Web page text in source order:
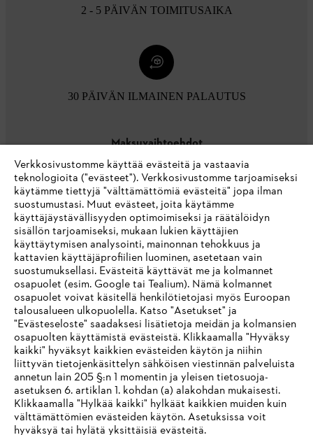
2 - 5 PÄIVÄN TOIMITUSAIKA
30 PÄIVÄN ILMAINEN PALAUTUS
Maksuvaihtoehdot
Yritys
STIHL FAQ
Palvelut
IHR BROWSER WIRD NICHT
UNTERSTÜTZT
Sie nutzen einen Browser, den wir noch nicht unterstützen. Für
Verkkosivustomme käyttää evästeitä ja vastaavia
teknologioita ("evästeet"). Verkkosivustomme tarjoamiseksi
käytämme tiettyjä "välttämättömiä evästeitä" jopa ilman
suostumustasi. Muut evästeet, joita käytämme
käyttäjäystävällisyyden optimoimiseksi ja räätälöidyn
sisällön tarjoamiseksi, mukaan lukien käyttäjien
käyttäytymisen analysointi, mainonnan tehokkuus ja
kattavien käyttäjäprofiilien luominen, asetetaan vain
suostumuksellasi. Evästeitä käyttävät me ja kolmannet
osapuolet (esim. Google tai Tealium). Nämä kolmannet
osapuolet voivat käsitellä henkilötietojasi myös Euroopan
talousalueen ulkopuolella. Katso "Asetukset" ja
"Evästeseloste" saadaksesi lisätietoja meidän ja kolmansien
osapuolten käyttämistä evästeistä. Klikkaamalla "Hyväksy
kaikki" hyväksyt kaikkien evästeiden käytön ja niihin
liittyvän tietojenkäsittelyn sähköisen viestinnän palveluista
annetun lain 205 §:n 1 momentin ja yleisen tietosuoja-
asetuksen 6. artiklan 1. kohdan (a) alakohdan mukaisesti.
Klikkaamalla "Hylkää kaikki" hylkäät kaikkien muiden kuin
välttämättömien evästeiden käytön. Asetuksissa voit
hyväksyä tai hylätä yksittäisiä evästeitä.